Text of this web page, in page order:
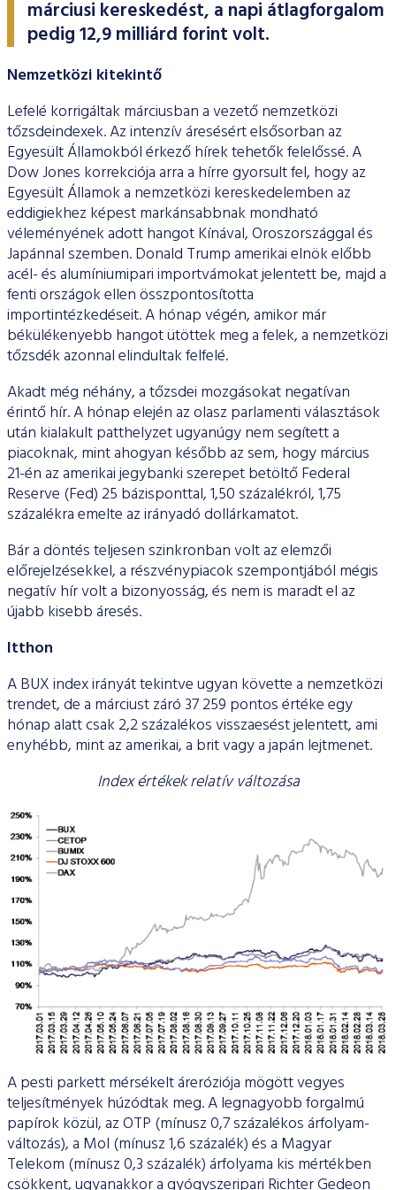
ESG Útmutató
márciusi kereskedést, a napi átlagforgalom
pedig 12,9 milliárd forint volt.
Nemzetközi kitekintő
Lefelé korrigáltak márciusban a vezető nemzetközi
tőzsdeindexek. Az intenzív áresésért elsősorban az
Egyesült Államokból érkező hírek tehetők felelőssé. A
Dow Jones korrekciója arra a hírre gyorsult fel, hogy az
Egyesült Államok a nemzetközi kereskedelemben az
eddigiekhez képest markánsabbnak mondható
véleményének adott hangot Kínával, Oroszországgal és
Japánnal szemben. Donald Trump amerikai elnök előbb
acél- és alumíniumipari importvámokat jelentett be, majd a
fenti országok ellen összpontosította
importintézkedéseit. A hónap végén, amikor már
békülékenyebb hangot ütöttek meg a felek, a nemzetközi
tőzsdék azonnal elindultak felfelé.
Akadt még néhány, a tőzsdei mozgásokat negatívan
érintő hír. A hónap elején az olasz parlamenti választások
után kialakult patthelyzet ugyanúgy nem segített a
piacoknak, mint ahogyan később az sem, hogy március
21-én az amerikai jegybanki szerepet betöltő Federal
Reserve (Fed) 25 bázisponttal, 1,50 százalékról, 1,75
százalékra emelte az irányadó dollárkamatot.
Bár a döntés teljesen szinkronban volt az elemzői
előrejelzésekkel, a részvénypiacok szempontjából mégis
negatív hír volt a bizonyosság, és nem is maradt el az
újabb kisebb áresés.
Itthon
A BUX index irányát tekintve ugyan követte a nemzetközi
trendet, de a márciust záró 37 259 pontos értéke egy
hónap alatt csak 2,2 százalékos visszaesést jelentett, ami
enyhébb, mint az amerikai, a brit vagy a japán lejtmenet.
Index értékek relatív változása
A pesti parkett mérsékelt áreróziója mögött vegyes
teljesítmények húzódtak meg. A legnagyobb forgalmú
papírok közül, az OTP (mínusz 0,7 százalékos árfolyam-
változás), a Mol (mínusz 1,6 százalék) és a Magyar
Telekom (mínusz 0,3 százalék) árfolyama kis mértékben